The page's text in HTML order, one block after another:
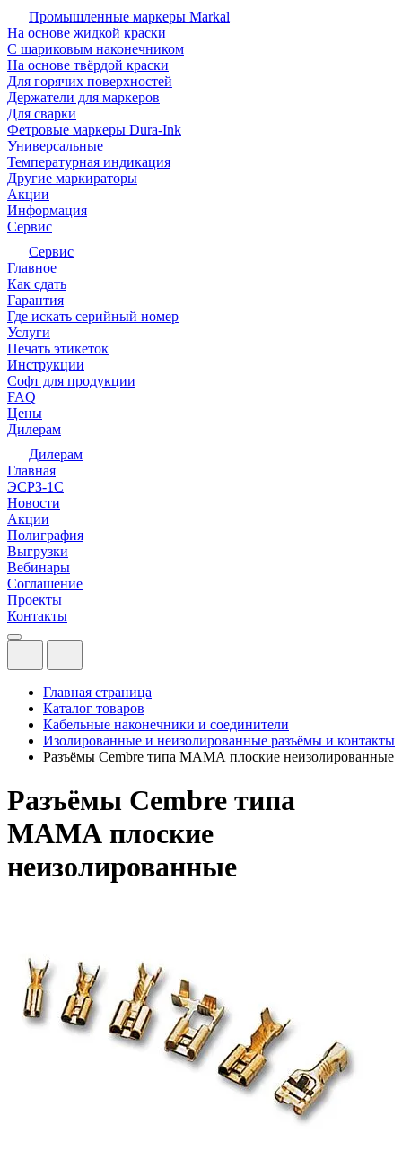
Промышленные маркеры Markal
На основе жидкой краски
С шариковым наконечником
На основе твёрдой краски
Для горячих поверхностей
Держатели для маркеров
Для сварки
Фетровые маркеры Dura-Ink
Универсальные
Температурная индикация
Другие маркираторы
Акции
Информация
Сервис
Сервис
Главное
Как сдать
Гарантия
Где искать серийный номер
Услуги
Печать этикеток
Инструкции
Софт для продукции
FAQ
Цены
Дилерам
Дилерам
Главная
ЭСРЗ-1С
Новости
Акции
Полиграфия
Выгрузки
Вебинары
Соглашение
Проекты
Контакты
Главная страница
Каталог товаров
Кабельные наконечники и соединители
Изолированные и неизолированные разъёмы и контакты
Разъёмы Cembre типа МАМА плоские неизолированные
Разъёмы Cembre типа
МАМА плоские
неизолированные